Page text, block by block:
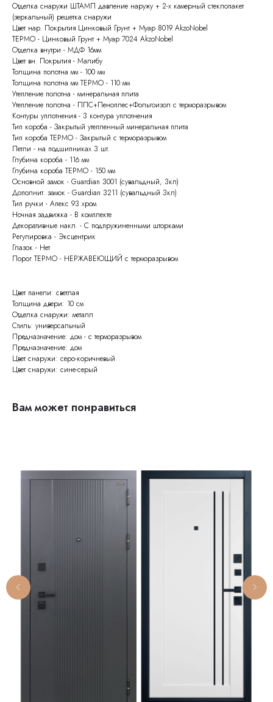
Отделка снаружи ШТАМП давление наружу + 2-х камерный стеклопакет
(зеркальный) решетка снаружи
Цвет нар. Покрытия Цинковый Грунт + Муар 8019 AkzoNobel
ТЕРМО - Цинковый Грунт + Муар 7024 AkzoNobel
Отделка внутри - МДФ 16мм
Цвет вн. Покрытия - Малибу
Толщина полотна мм - 100 мм
Толщина полотна мм ТЕРМО - 110 мм
Утепление полотна - минеральная плита
Утепление полотна - ППС+Пеноплес+Фольгоизол с терморазрывом
Контуры уплотнения - 3 контура уплотнения
Тип короба - Закрытый утепленный минеральная плита
Тип короба ТЕРМО - Закрытый с терморазрывом
Петли - на подшипниках 3 шт.
Глубина короба - 116 мм
Глубина короба ТЕРМО - 150 мм
Основной замок - Guardian 3001 (сувальдный, 3кл)
Дополнит. замок - Guardian 3211 (сувальдный 3кл)
Тип ручки - Апекс 93 хром
Ночная задвижка - В комплекте
Декоративные накл. - С подпружиненными шторками
Регулировка - Эксцентрик
Глазок - Нет
Порог ТЕРМО - НЕРЖАВЕЮЩИЙ с терморазрывом
Цвет панели: светлая
Толщина двери: 10 см
Отделка снаружи: металл
Стиль: универсальный
Предназначение: дом - с терморазрывом
Предназначение: дом
Цвет снаружи: серо-коричневый
Цвет снаружи: сине-серый
Вам может понравиться